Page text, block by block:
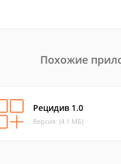
Похожие
Рецидив 1.0
Версия: (4.1 МБ)